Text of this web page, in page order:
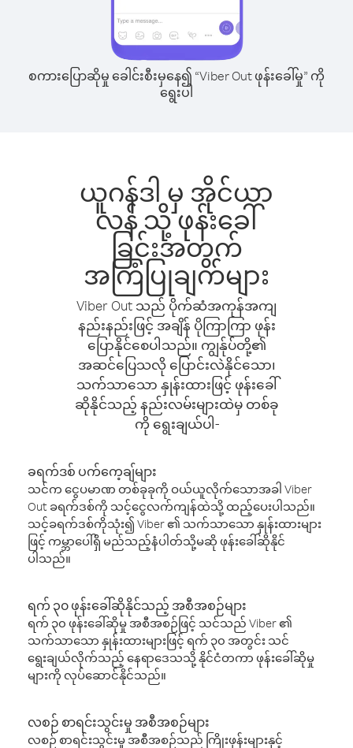
စကားပြောဆိုမှု ခေါင်းစီးမှနေ၍ “Viber Out ဖုန်းခေါ်မှု” ကို
ရွေးပါ
ယူဂန်ဒါ မှ အိုင်ယာ
လန် သို့ ဖုန်းခေါ်
ခြင်းအတွက်
အကြံပြုချက်များ
Viber Out သည် ပိုက်ဆံအကုန်အကျ
နည်းနည်းဖြင့် အချိန် ပိုကြာကြာ ဖုန်း
ပြောနိုင်စေပါသည်။ ကျွန်ုပ်တို့၏
အဆင်ပြေသလို ပြောင်းလဲနိုင်သော၊
သက်သာသော နှုန်းထားဖြင့် ဖုန်းခေါ်
ဆိုနိုင်သည့် နည်းလမ်းများထဲမှ တစ်ခု
ကို ရွေးချယ်ပါ-
ခရက်ဒစ် ပက်ကေ့ချ်များ
သင်က ငွေပမာဏ တစ်ခုခုကို ဝယ်ယူလိုက်သောအခါ Viber
Out ခရက်ဒစ်ကို သင့်ငွေလက်ကျန်ထဲသို့ ထည့်ပေးပါသည်။
သင့်ခရက်ဒစ်ကိုသုံး၍ Viber ၏ သက်သာသော နှုန်းထားများ
ဖြင့် ကမ္ဘာပေါ်ရှိ မည်သည့်နံပါတ်သို့မဆို ဖုန်းခေါ်ဆိုနိုင်
ပါသည်။
ရက် ၃၀ ဖုန်းခေါ်ဆိုနိုင်သည့် အစီအစဉ်များ
ရက် ၃၀ ဖုန်းခေါ်ဆိုမှု အစီအစဉ်ဖြင့် သင်သည် Viber ၏
သက်သာသော နှုန်းထားများဖြင့် ရက် ၃၀ အတွင်း သင်
ရွေးချယ်လိုက်သည့် နေရာဒေသသို့ နိုင်ငံတကာ ဖုန်းခေါ်ဆိုမှု
များကို လုပ်ဆောင်နိုင်သည်။
လစဉ် စာရင်းသွင်းမှု အစီအစဉ်များ
လစဉ် စာရင်းသွင်းမှု အစီအစဉ်သည် ကြိုးဖုန်းများနှင့်